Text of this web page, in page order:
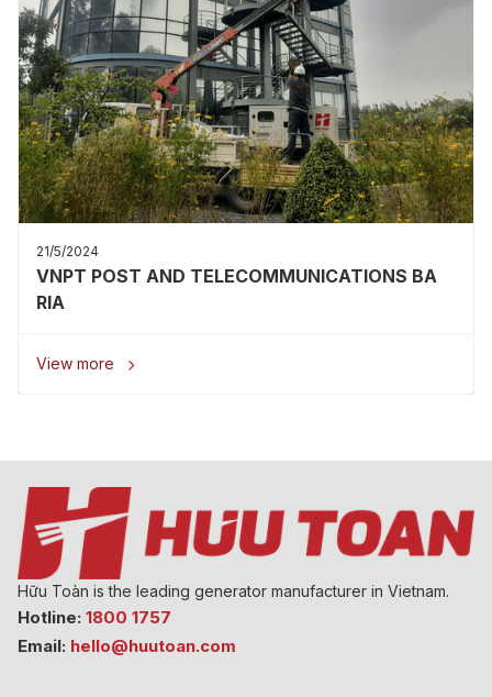
21/5/2024
VNPT POST AND TELECOMMUNICATIONS BA
RIA
View more 
Hữu Toàn is the leading generator manufacturer in Vietnam.
Hotline: 1800 1757
Email: hello@huutoan.com